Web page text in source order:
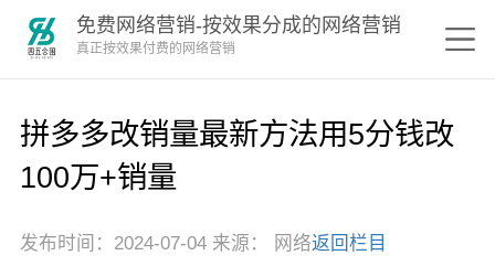
免费网络营销-按效果分成的网络营销
真正按效果付费的网络营销
拼多多改销量最新方法用5分钱改
100万+销量
发布时间：2024-07-04 来源： 网络返回栏目